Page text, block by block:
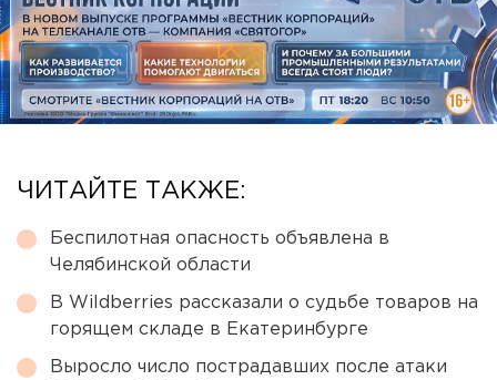
ЧИТАЙТЕ ТАКЖЕ:
Беспилотная опасность объявлена в
Челябинской области
В Wildberries рассказали о судьбе товаров на
горящем складе в Екатеринбурге
Выросло число пострадавших после атаки